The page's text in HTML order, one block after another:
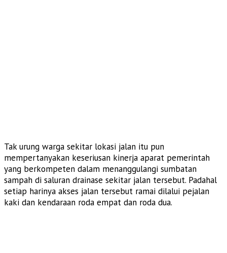
Tak urung warga sekitar lokasi jalan itu pun
mempertanyakan keseriusan kinerja aparat pemerintah
yang berkompeten dalam menanggulangi sumbatan
sampah di saluran drainase sekitar jalan tersebut. Padahal
setiap harinya akses jalan tersebut ramai dilalui pejalan
kaki dan kendaraan roda empat dan roda dua.